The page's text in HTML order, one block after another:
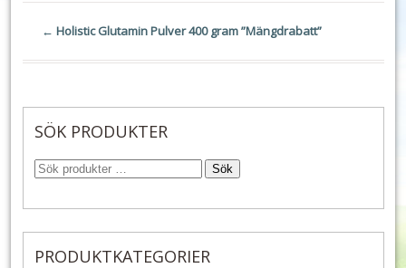
← Holistic Glutamin Pulver 400 gram ”Mängdrabatt”
SÖK PRODUKTER
Sök
PRODUKTKATEGORIER